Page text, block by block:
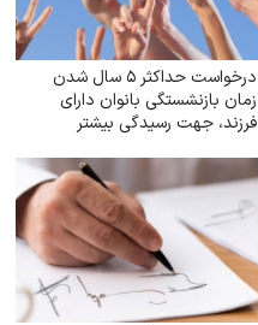
درخواست حداکثر ۵ سال شدن
زمان بازنشستگی بانوان دارای
فرزند، جهت رسیدگی بیشتر